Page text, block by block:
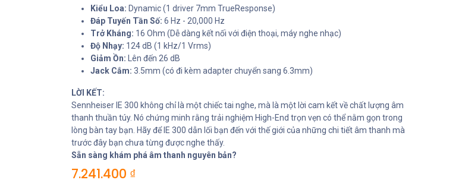
Kiểu Loa: Dynamic (1 driver 7mm TrueResponse)
Đáp Tuyến Tần Số: 6 Hz - 20,000 Hz
Trở Kháng: 16 Ohm (Dễ dàng kết nối với điện thoại, máy nghe nhạc)
Độ Nhạy: 124 dB (1 kHz/1 Vrms)
Giảm Ồn: Lên đến 26 dB
Jack Cắm: 3.5mm (có đi kèm adapter chuyển sang 6.3mm)
LỜI KẾT:
Sennheiser IE 300 không chỉ là một chiếc tai nghe, mà là một lời cam kết về chất lượng âm
thanh thuần túy. Nó chứng minh rằng trải nghiệm High-End trọn vẹn có thể nằm gọn trong
lòng bàn tay bạn. Hãy để IE 300 dẫn lối bạn đến với thế giới của những chi tiết âm thanh mà
trước đây bạn chưa từng được nghe thấy.
Sẵn sàng khám phá âm thanh nguyên bản?
7.241.400 ₫